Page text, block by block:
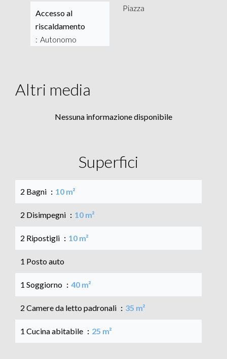
Accesso al
riscaldamento
Autonomo
Piazza
Altri media
Nessuna informazione disponibile
Superfici
2 Bagni 10 m²
2 Disimpegni 10 m²
2 Ripostigli 10 m²
1 Posto auto
1 Soggiorno 40 m²
2 Camere da letto padronali 35 m²
1 Cucina abitabile 25 m²